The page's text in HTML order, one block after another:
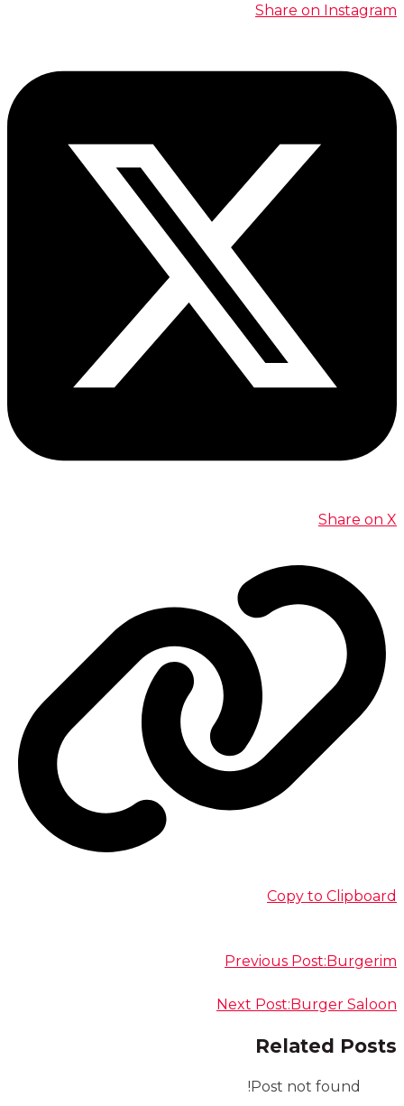
Share on Instagram
Share on X
Copy to Clipboard
Previous Post:Burgerim
Next Post:Burger Saloon
Related Posts
Post not found!